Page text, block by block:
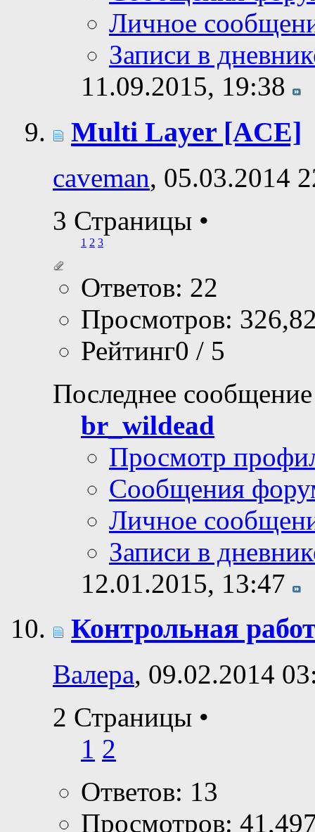
Личное
Записи в
11.09.2015, 19:38
Multi Layer [ACE]
caveman, 05.03.2014
3 Страницы •
1 2 3
Ответов: 22
Просмотров:
Рейтинг0 / 5
Последнее
br_wildead
Просмотр
Сообщения
Личное
Записи в
12.01.2015, 13:47
Контрольная
Валера, 09.02.2014
2 Страницы •
1 2
Ответов: 13
Просмотров: